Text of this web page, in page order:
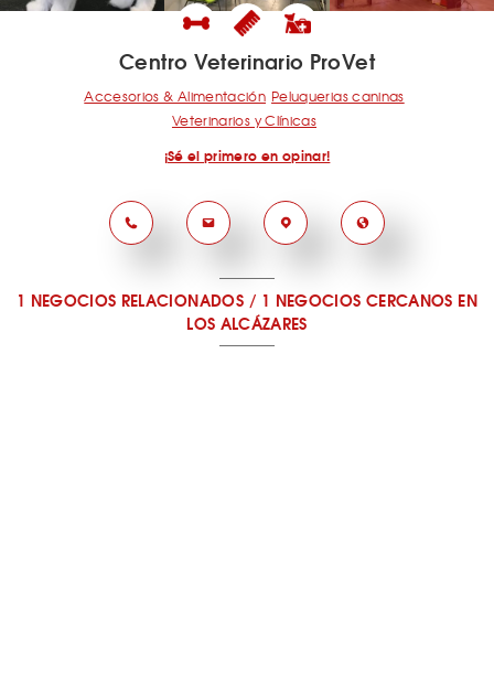
Centro Veterinario ProVet
Accesorios & Alimentación Peluquerias caninas
Veterinarios y Clínicas
¡Sé el primero en opinar!
1 NEGOCIOS RELACIONADOS/ 1 NEGOCIOS CERCANOS EN
LOS ALCÁZARES